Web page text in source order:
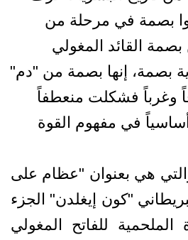
بصمة في مرحلة من
القائد المغولي
بصمة، إنها بصمة من "دم"
وغرباً فشكلت منعطفاً
أساسياً في مفهوم القوة
هي بعنوان "عظام على
"كون إيغلدن" الجزء
للفاتح المغولي